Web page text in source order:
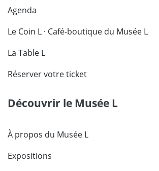
Agenda
Le Coin L · Café-boutique du Musée L
La Table L
Réserver votre ticket
Découvrir le Musée L
À propos du Musée L
Expositions